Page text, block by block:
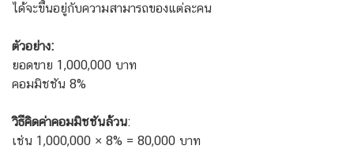
ได้จะขึ้นอยู่กับความสามารถของแต่ละคน
ตัวอย่าง:
ยอดขาย 1,000,000 บาท
คอมมิชชัน 8%
วิธีคิดค่าคอมมิชชันล้วน:
เช่น 1,000,000 × 8% = 80,000 บาท